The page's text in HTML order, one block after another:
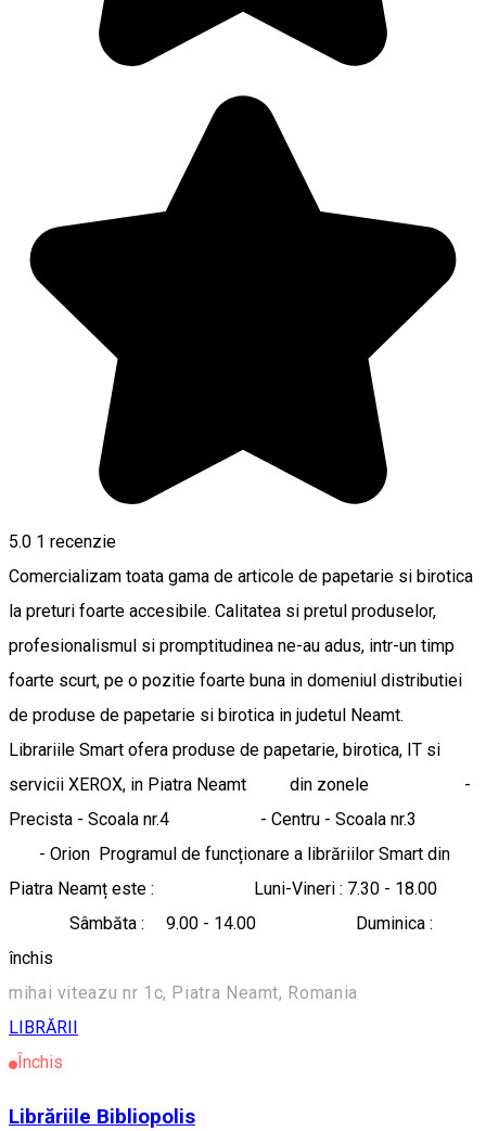
5.0 1 recenzie
Comercializam toata gama de articole de papetarie si birotica
la preturi foarte accesibile. Calitatea si pretul produselor,
profesionalismul si promptitudinea ne-au adus, intr-un timp
foarte scurt, pe o pozitie foarte buna in domeniul distributiei
de produse de papetarie si birotica in judetul Neamt.
Librariile Smart ofera produse de papetarie, birotica, IT si
servicii XEROX, in Piatra Neamt din zonele -
Precista - Scoala nr.4 - Centru - Scoala nr.3
- Orion Programul de funcționare a librăriilor Smart din
Piatra Neamț este : Luni-Vineri : 7.30 - 18.00
Sâmbăta : 9.00 - 14.00 Duminica :
închis
mihai viteazu nr 1c, Piatra Neamt, Romania
LIBRĂRII
Închis
Librăriile Bibliopolis